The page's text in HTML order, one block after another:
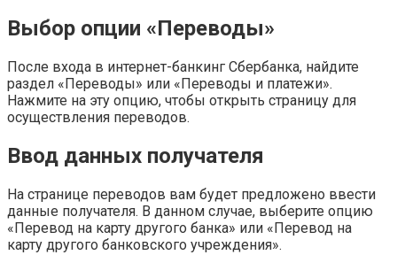
Выбор опции «Переводы»
После входа в интернет-банкинг Сбербанка, найдите
раздел «Переводы» или «Переводы и платежи».
Нажмите на эту опцию, чтобы открыть страницу для
осуществления переводов.
Ввод данных получателя
На странице переводов вам будет предложено ввести
данные получателя. В данном случае, выберите опцию
«Перевод на карту другого банка» или «Перевод на
карту другого банковского учреждения».